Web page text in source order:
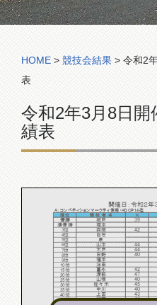
ア
HOME > 競技会結果 > 令和2
表
令和2年3月8日
績表
Ａ：コンペティションマークティ使用・HDＣＰ14迄
順位
競 技 者 名 Ｋ
優勝 城戸 39
準優勝
堀本
3位
森岡 42
4位
白石
5位
泉
6位
山本 44
7位
木戸 44
8位
日野 40
9位
福本
10位
浮田
15位
冨永 42
20位
渡部 47
25位
山根 40
30位
佐々木 45
35位
中川 40
40位
上田 43
45位
加藤 44
開催日：令和２年